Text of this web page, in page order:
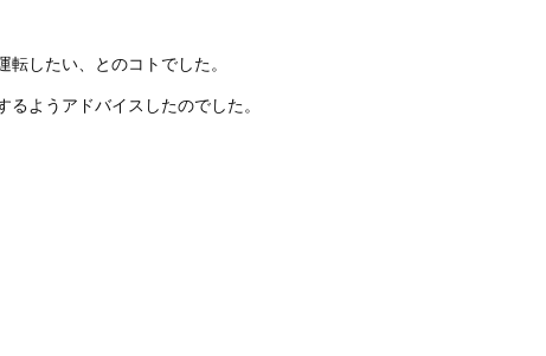
したい、とのコトでした。
ようアドバイスしたのでした。